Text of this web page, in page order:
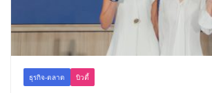
ธุรกิจ-ตลาด บิวตี้